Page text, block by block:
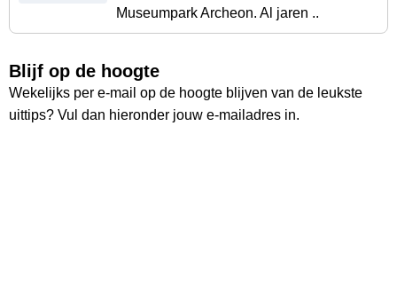
Museumpark Archeon. Al jaren ..
Blijf op de hoogte
Wekelijks per e-mail op de hoogte blijven van de leukste
uittips? Vul dan hieronder jouw e-mailadres in.